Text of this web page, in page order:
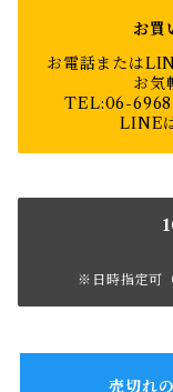
お買
お電話または
お気
TEL:06-
LINE
※日時指定可
売切れ